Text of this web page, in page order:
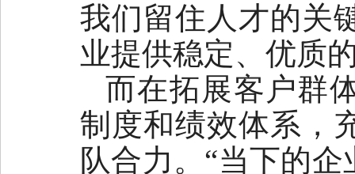
我们留住人才的关
业提供稳定、优质
而在拓展客户群
制度和绩效体系，
队合力。“当下的